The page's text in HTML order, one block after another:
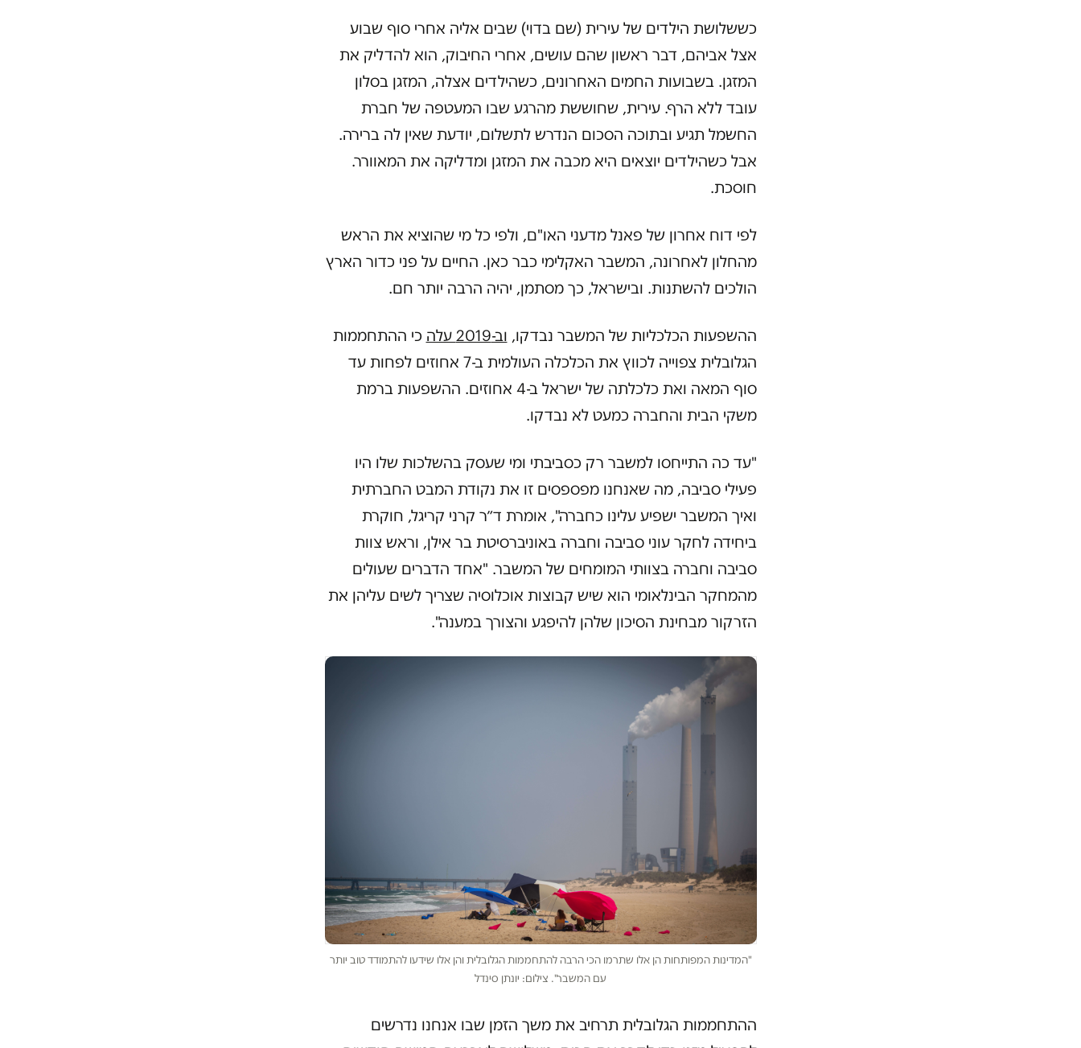
כששלושת הילדים של עירית (שם בדוי) שבים אליה אחרי סוף שבוע
אצל אביהם, דבר ראשון שהם עושים, אחרי החיבוק, הוא להדליק את
המזגן. בשבועות החמים האחרונים, כשהילדים אצלה, המזגן בסלון
עובד ללא הרף. עירית, שחוששת מהרגע שבו המעטפה של חברת
החשמל תגיע ובתוכה הסכום הנדרש לתשלום, יודעת שאין לה ברירה.
אבל כשהילדים יוצאים היא מכבה את המזגן ומדליקה את המאוורר.
חוסכת.
לפי דוח אחרון של פאנל מדעני האו"ם, ולפי כל מי שהוציא את הראש
מהחלון לאחרונה, המשבר האקלימי כבר כאן. החיים על פני כדור הארץ
הולכים להשתנות. ובישראל, כך מסתמן, יהיה הרבה יותר חם.
ההשפעות הכלכליות של המשבר נבדקו, וב-2019 עלה
כי ההתחממות
הגלובלית צפוייה לכווץ את הכלכלה העולמית ב-7 אחוזים לפחות עד
סוף המאה ואת כלכלתה של ישראל ב-4 אחוזים. ההשפעות ברמת
משקי הבית והחברה כמעט לא נבדקו.
"עד כה התייחסו למשבר רק כסביבתי ומי שעסק בהשלכות שלו היו
פעילי סביבה, מה שאנחנו מפספסים זו את נקודת המבט החברתית
ואיך המשבר ישפיע עלינו כחברה", אומרת ד״ר קרני קריגל, חוקרת
ביחידה לחקר עוני סביבה וחברה באוניברסיטת בר אילן, וראש צוות
סביבה וחברה בצוותי המומחים של המשבר. "אחד הדברים שעולים
מהמחקר הבינלאומי הוא שיש קבוצות אוכלוסיה שצריך לשים עליהן את
הזרקור מבחינת הסיכון שלהן להיפגע והצורך במענה".
"המדינות המפותחות הן אלו שתרמו הכי הרבה להתחממות הגלובלית והן אלו שידעו להתמודד טוב יותר
עם המשבר". צילום: יונתן סינדל
ההתחממות הגלובלית תרחיב את משך הזמן שבו אנחנו נדרשים